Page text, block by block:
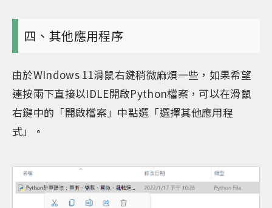
四、其他應用程序
由於WIndows 11滑鼠右鍵稍微麻煩一些，如果希望
連按兩下直接以IDLE開啟Python檔案，可以在滑鼠
右鍵中的「開啟檔案」中點選「選擇其他應用程
式」。